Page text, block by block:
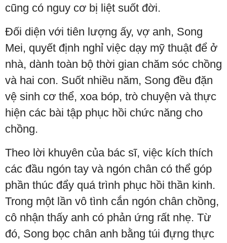
cũng có nguy cơ bị liệt suốt đời.
Đối diện với tiên lượng ấy, vợ anh, Song
Mei, quyết định nghỉ việc dạy mỹ thuật để ở
nhà, dành toàn bộ thời gian chăm sóc chồng
và hai con. Suốt nhiều năm, Song đều đặn
vệ sinh cơ thể, xoa bóp, trò chuyện và thực
hiện các bài tập phục hồi chức năng cho
chồng.
Theo lời khuyên của bác sĩ, việc kích thích
các đầu ngón tay và ngón chân có thể góp
phần thúc đẩy quá trình phục hồi thần kinh.
Trong một lần vô tình cắn ngón chân chồng,
cô nhận thấy anh có phản ứng rất nhẹ. Từ
đó, Song bọc chân anh bằng túi đựng thực